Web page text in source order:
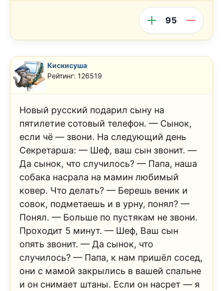
95
Кискисуша
Рейтинг: 126519
Новый русский подарил сыну на
пятилетие сотовый телефон. — Сынок,
если чё — звони. На следующий день
Секретарша: — Шеф, ваш сын звонит. —
Да сынок, что случилось? — Папа, наша
собака насрала на мамин любимый
ковер. Что делать? — Берешь веник и
совок, подметаешь и в урну, понял? —
Понял. — Больше по пустякам не звони.
Проходит 5 минут. — Шеф, Ваш сын
опять звонит. — Да сынок, что
случилось? — Папа, к нам пришёл сосед,
они с мамой закрылись в вашей спальне
и он снимает штаны. Если он насрет — я